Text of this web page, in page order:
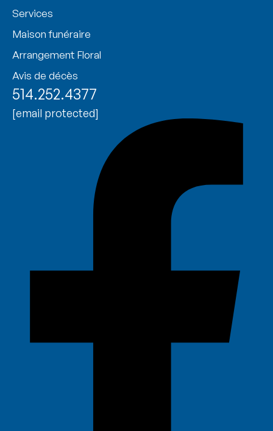
Services
Maison funéraire
Arrangement Floral
Avis de décès
514.252.4377
[email protected]